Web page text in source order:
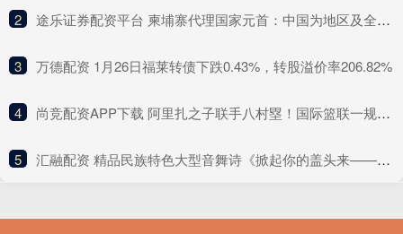
2 ​途乐证券配资平台 柬埔寨代理国家元首：中国为地区及全球经济增长做出重大贡献
3 ​万德配资 1月26日福莱转债下跌0.43%，转股溢价率206.82%
4 ​尚竞配资APP下载 阿里扎之子联手八村塁！国际篮联一规则变更，让中国男篮直呼无奈
5 ​汇融配资 精品民族特色大型音舞诗《掀起你的盖头来——新疆是个好地方》演出走进宁夏银川 以艺术之美绘就民族团结同心圆